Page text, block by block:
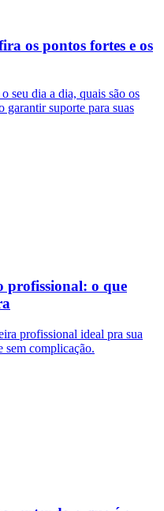
os pontos fortes e os
seu dia a dia, quais são os
garantir suporte para suas
profissional: o que
profissional ideal pra sua
sem complicação.